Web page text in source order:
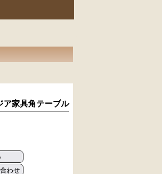
ア家具角テーブル
わせ